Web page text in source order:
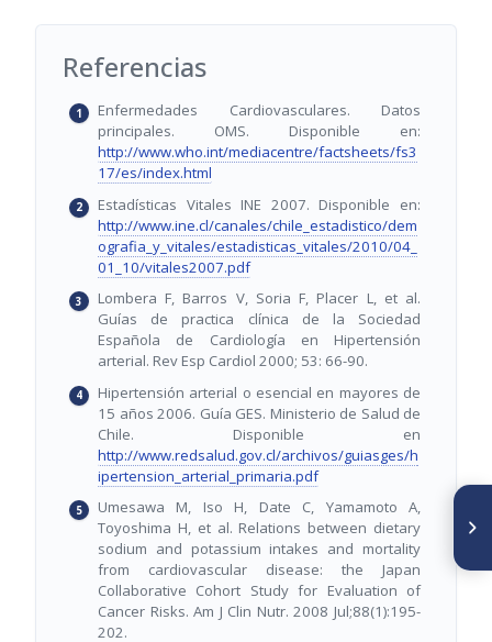
Referencias
Enfermedades Cardiovasculares. Datos
principales. OMS. Disponible en:
http://www.who.int/mediacentre/factsheets/fs3
17/es/index.html
Estadísticas Vitales INE 2007. Disponible en:
http://www.ine.cl/canales/chile_estadistico/dem
ografia_y_vitales/estadisticas_vitales/2010/04_
01_10/vitales2007.pdf
Lombera F, Barros V, Soria F, Placer L, et al.
Guías de practica clínica de la Sociedad
Española de Cardiología en Hipertensión
arterial. Rev Esp Cardiol 2000; 53: 66-90.
Hipertensión arterial o esencial en mayores de
15 años 2006. Guía GES. Ministerio de Salud de
Chile. Disponible en
http://www.redsalud.gov.cl/archivos/guiasges/h
ipertension_arterial_primaria.pdf
Umesawa M, Iso H, Date C, Yamamoto A,
Toyoshima H, et al. Relations between dietary
sodium and potassium intakes and mortality
from cardiovascular disease: the Japan
Collaborative Cohort Study for Evaluation of
Cancer Risks. Am J Clin Nutr. 2008 Jul;88(1):195-
202.
SIGUIENTE ARTÍCULO
Nueva clasificación de las
causas de mortalidad de
origen nutricional por el
método Delphi